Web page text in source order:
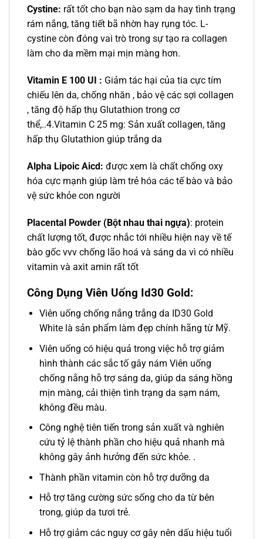
Cystine: rất tốt cho bạn nào sạm da hay tình trạng
rám nắng, tăng tiết bã nhờn hay rụng tóc. L-
cystine còn đóng vai trò trong sự tạo ra collagen
làm cho da mềm mại mịn màng hơn.
Vitamin E 100 UI : Giảm tác hại của tia cực tím
chiếu lên da, chống nhăn , bảo vệ các sợi collagen
, tăng độ hấp thụ Glutathion trong cơ
thể,..4.Vitamin C 25 mg: Sản xuất collagen, tăng
hấp thụ Glutathion giúp trắng da
Alpha Lipoic Aicd: được xem là chất chống oxy
hóa cực mạnh giúp làm trẻ hóa các tế bào và bảo
vệ sức khỏe con người
Placental Powder (Bột nhau thai ngựa): protein
chất lượng tốt, được nhắc tới nhiều hiện nay về tế
bào gốc vvv chống lão hoá và sáng da vì có nhiều
vitamin và axit amin rất tốt
Công Dụng Viên Uống Id30 Gold:
Viên uống chống nắng trắng da ID30 Gold
White là sản phẩm làm đẹp chính hãng từ Mỹ.
Viên uống có hiệu quả trong việc hỗ trợ giảm
hình thành các sắc tố gây nám Viên uống
chống nắng hỗ trợ sáng da, giúp da sáng hồng
mịn màng, cải thiện tình trạng da sạm nám,
không đều màu.
Công nghệ tiên tiến trong sản xuất và nghiên
cứu tỷ lệ thành phần cho hiệu quả nhanh mà
không gây ảnh hưởng đến sức khỏe. .
Thành phần vitamin còn hỗ trợ dưỡng da
Hỗ trợ tăng cường sức sống cho da từ bên
trong, giúp da tươi trẻ.
Hỗ trợ giảm các nguy cơ gây nên dấu hiệu tuổi